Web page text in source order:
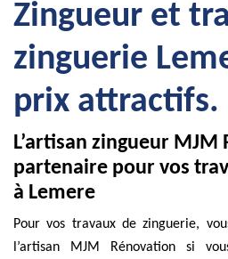
Zingueur et
zinguerie
prix attractifs.
L’artisan zingueur
partenaire pour vos
à Lemere
Pour vos travaux de zinguerie,
l’artisan MJM Rénovation si